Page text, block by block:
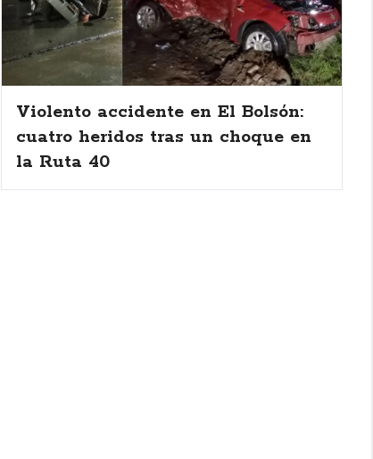
Violento accidente en El Bolsón:
cuatro heridos tras un choque en
la Ruta 40